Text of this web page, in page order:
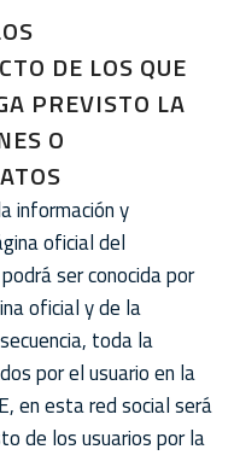
DE LOS QUE
PREVISTO LA
O
información y
oficial del
ser conocida por
oficial y de la
toda la
por el usuario en la
en esta red social será
de los usuarios por la